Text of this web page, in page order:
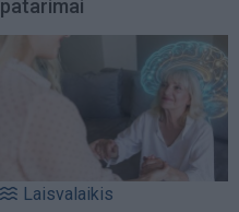
patarimai
Laisvalaikis